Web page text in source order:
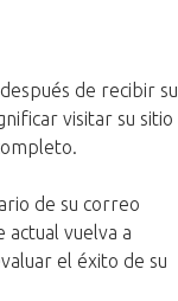
de recibir su
visitar su sitio
de su correo
vuelva a
el éxito de su